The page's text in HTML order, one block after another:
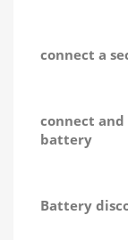
connect a
connect
battery
Battery